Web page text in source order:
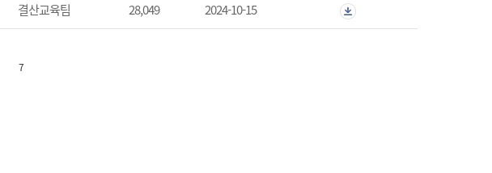
결산교육팀 28,049 2024-10-15
7